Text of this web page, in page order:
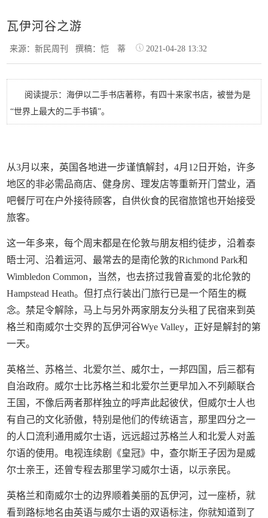
瓦伊河谷之游
来源：新民周刊撰稿：恺 蒂 2021-04-28 13:32
阅读提示：海伊以二手书店著称，有四十来家书店，被誉为是
“世界上最大的二手书镇”。
从3月以来，英国各地进一步谨慎解封，4月12日开始，许多
地区的非必需品商店、健身房、理发店等重新开门营业，酒
吧餐厅可在户外接待顾客，自供伙食的民宿旅馆也开始接受
旅客。
这一年多来，每个周末都是在伦敦与朋友相约徒步，沿着泰
晤士河、沿着运河、最常去的是南伦敦的Richmond Park和
Wimbledon Common，当然，也去挤过我曾喜爱的北伦敦的
Hampstead Heath。但打点行装出门旅行已是一个陌生的概
念。禁足令解除，马上与另外两家朋友分头租了民宿来到英
格兰和南威尔士交界的瓦伊河谷Wye Valley，正好是解封的第
一天。
英格兰、苏格兰、北爱尔兰、威尔士，一邦四国，后三都有
自治政府。威尔士比苏格兰和北爱尔兰更早加入不列颠联合
王国，不像后两者那样独立的呼声此起彼伏，但威尔士人也
有自己的文化骄傲，特别是他们的传统语言，那里四分之一
的人口流利通用威尔士语，远远超过苏格兰人和北爱人对盖
尔语的使用。电视连续剧《皇冠》中，查尔斯王子因为是威
尔士亲王，还曾专程去那里学习威尔士语，以示亲民。
英格兰和南威尔士的边界顺着美丽的瓦伊河，过一座桥，就
看到路标地名由英语与威尔士语的双语标注，你就知道到了